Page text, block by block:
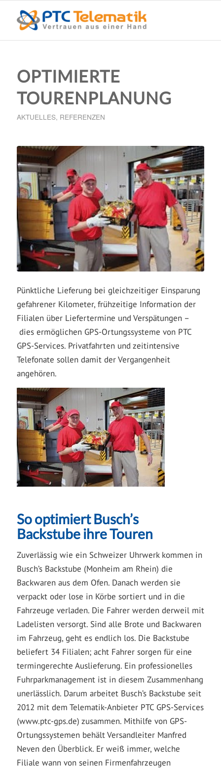
OPTIMIERTE
TOURENPLANUNG
AKTUELLES, REFERENZEN
Pünktliche Lieferung bei gleichzeitiger Einsparung
gefahrener Kilometer, frühzeitige Information der
Filialen über Liefertermine und Verspätungen –
dies ermöglichen GPS-Ortungssysteme von PTC
GPS-Services. Privatfahrten und zeitintensive
Telefonate sollen damit der Vergangenheit
angehören.
So optimiert Busch’s
Backstube ihre Touren
Zuverlässig wie ein Schweizer Uhrwerk kommen in
Busch’s Backstube (Monheim am Rhein) die
Backwaren aus dem Ofen. Danach werden sie
verpackt oder lose in Körbe sortiert und in die
Fahrzeuge verladen. Die Fahrer werden derweil mit
Ladelisten versorgt. Sind alle Brote und Backwaren
im Fahrzeug, geht es endlich los. Die Backstube
beliefert 34 Filialen; acht Fahrer sorgen für eine
termingerechte Auslieferung. Ein professionelles
Fuhrparkmanagement ist in diesem Zusammenhang
unerlässlich. Darum arbeitet Busch’s Backstube seit
2012 mit dem Telematik-Anbieter PTC GPS-Services
(www.ptc-gps.de) zusammen. Mithilfe von GPS-
Ortungssystemen behält Versandleiter Manfred
Neven den Überblick. Er weiß immer, welche
Filiale wann von seinen Firmenfahrzeugen